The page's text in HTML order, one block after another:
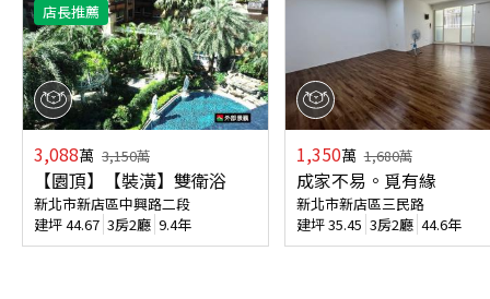
店長推薦
3,088萬 3,150萬
【園頂】【裝潢】雙衛浴
新北市新店區中興路二段
建坪44.67 3房2廳 9.4年
1,350萬 1,680萬
成家不易。覓有緣
新北市新店區三民路
建坪35.45 3房2廳 44.6年